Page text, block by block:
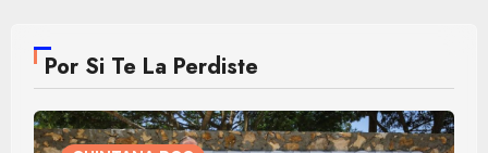
Por Si Te La Perdiste